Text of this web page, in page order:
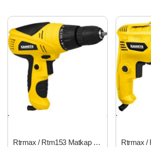
Rtrmax / Rtm153 Matkap Darbesiz 10mm 280W